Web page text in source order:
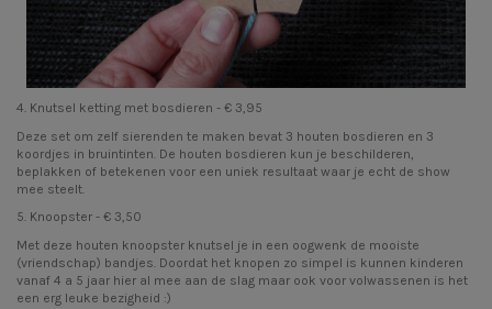
4. Knutsel ketting met bosdieren - € 3,95
Deze set om zelf sierenden te maken bevat 3 houten bosdieren en 3
koordjes in bruintinten. De houten bosdieren kun je beschilderen,
beplakken of betekenen voor een uniek resultaat waar je echt de show
mee steelt.
5. Knoopster - € 3,50
Met deze houten knoopster knutsel je in een oogwenk de mooiste
(vriendschap) bandjes. Doordat het knopen zo simpel is kunnen kinderen
vanaf 4 a 5 jaar hier al mee aan de slag maar ook voor volwassenen is het
een erg leuke bezigheid :)